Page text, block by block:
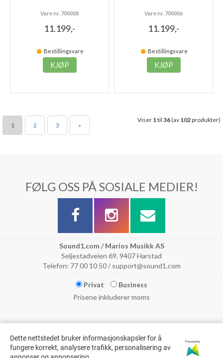
Vare nr. 700008
11.199,-
Bestillingsvare
KJØP
Vare nr. 700006
11.199,-
Bestillingsvare
KJØP
1 2 3 »
Viser 1til 36(av 102produkter)
FØLG OSS PÅ SOSIALE MEDIER!
Sound1.com / Marios Musikk AS
Seljestadveien 69, 9407 Harstad
Telefon: 77 00 10 50 / support@sound1.com
Privat
Business
Prisene inkluderer moms
Dette nettstedet bruker informasjonskapsler for å
fungere korrekt, analysere trafikk, personalisering av
Powered by